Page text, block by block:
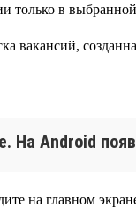
только в
На Android
на главном